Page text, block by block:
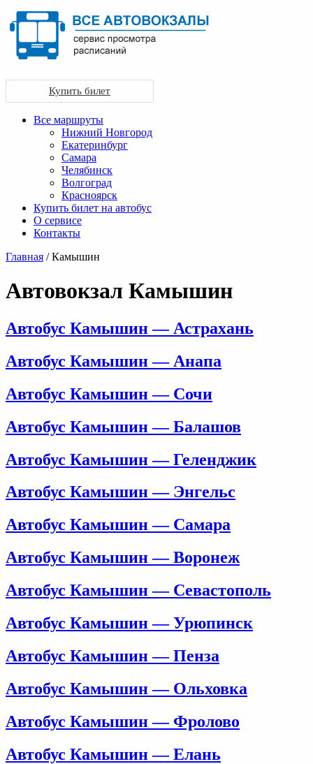
Купить билет
Все маршруты
Нижний Новгород
Екатеринбург
Самара
Челябинск
Волгоград
Красноярск
Купить билет на автобус
О сервисе
Контакты
Главная / Камышин
Автовокзал Камышин
Автобус Камышин — Астрахань
Автобус Камышин — Анапа
Автобус Камышин — Сочи
Автобус Камышин — Балашов
Автобус Камышин — Геленджик
Автобус Камышин — Энгельс
Автобус Камышин — Самара
Автобус Камышин — Воронеж
Автобус Камышин — Севастополь
Автобус Камышин — Урюпинск
Автобус Камышин — Пенза
Автобус Камышин — Ольховка
Автобус Камышин — Фролово
Автобус Камышин — Елань